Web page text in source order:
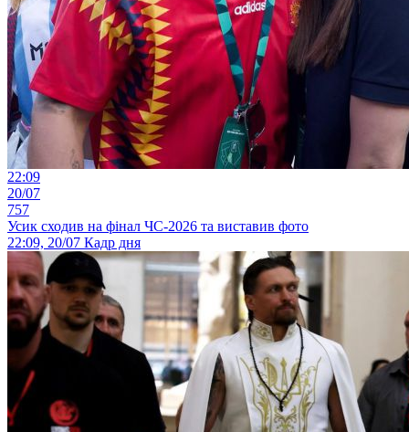
22:09
20/07
757
Усик сходив на фінал ЧС-2026 та виставив фото
22:09, 20/07 Кадр дня